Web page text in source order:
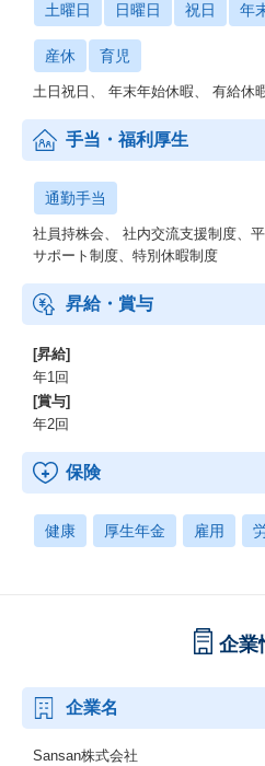
土曜日 日曜日 祝日 年
産休 育児
土日祝日、 年末年始休暇、 有給休
手当・福利厚生
通勤手当
社員持株会、 社内交流支援制度、
サポート制度、特別休暇制度
昇給・賞与
[昇給]
年1回
[賞与]
年2回
保険
健康 厚生年金 雇用
企業
企業名
Sansan株式会社